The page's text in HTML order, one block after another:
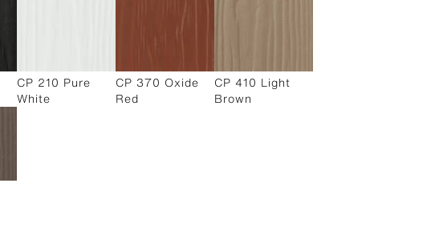
CP 210 Pure
White
CP 370 Oxide
Red
CP 410 Light
Brown